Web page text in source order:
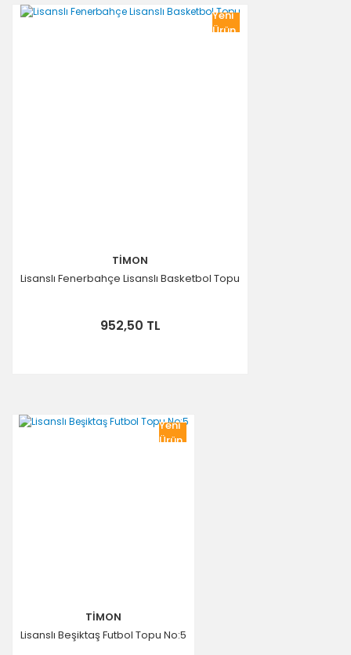
Yeni
Ürün
TİMON
Lisanslı Fenerbahçe Lisanslı Basketbol Topu
952,50 TL
Yeni
Ürün
TİMON
Lisanslı Beşiktaş Futbol Topu No:5